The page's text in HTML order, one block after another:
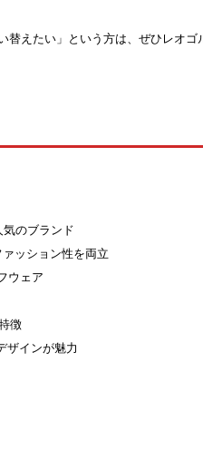
えたい」という方は、ぜひレオゴ
気のブランド
ァッション性を両立
ウェア
徴
ザインが魅力